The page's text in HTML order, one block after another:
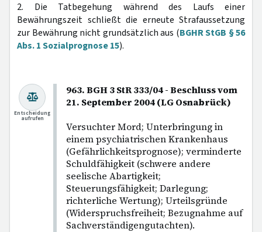
2. Die Tatbegehung während des Laufs einer
Bewährungszeit schließt die erneute Strafaussetzung
zur Bewährung nicht grundsätzlich aus (BGHR StGB § 56
Abs. 1 Sozialprognose 15).
963. BGH 3 StR 333/04 - Beschluss vom
21. September 2004 (LG Osnabrück)
Versuchter Mord; Unterbringung in
einem psychiatrischen Krankenhaus
(Gefährlichkeitsprognose); verminderte
Schuldfähigkeit (schwere andere
seelische Abartigkeit;
Steuerungsfähigkeit; Darlegung;
richterliche Wertung); Urteilsgründe
(Widerspruchsfreiheit; Bezugnahme auf
Sachverständigengutachten).
Entscheidung
aufrufen